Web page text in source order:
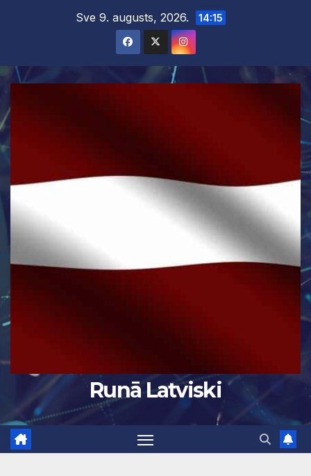
Sve 9. augusts, 2026. 14:15
Runā Latviski